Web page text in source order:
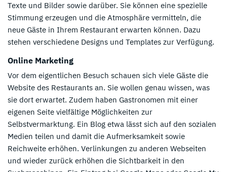
Texte und Bilder sowie darüber. Sie können eine spezielle
Stimmung erzeugen und die Atmosphäre vermitteln, die
neue Gäste in Ihrem Restaurant erwarten können. Dazu
stehen verschiedene Designs und Templates zur Verfügung.
Online Marketing
Vor dem eigentlichen Besuch schauen sich viele Gäste die
Website des Restaurants an. Sie wollen genau wissen, was
sie dort erwartet. Zudem haben Gastronomen mit einer
eigenen Seite vielfältige Möglichkeiten zur
Selbstvermarktung. Ein Blog etwa lässt sich auf den sozialen
Medien teilen und damit die Aufmerksamkeit sowie
Reichweite erhöhen. Verlinkungen zu anderen Webseiten
und wieder zurück erhöhen die Sichtbarkeit in den